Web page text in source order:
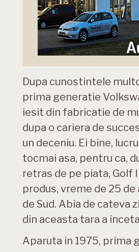
Dupa cunostintele
prima generatie
iesit din fabricatie de
dupa o cariera de
un deceniu. Ei bine,
tocmai asa, pentru ca,
retras de pe piata, Golf
produs, vreme de 25 de
de Sud. Abia de cateva
din aceasta tara a
Aparuta in 1975, prima